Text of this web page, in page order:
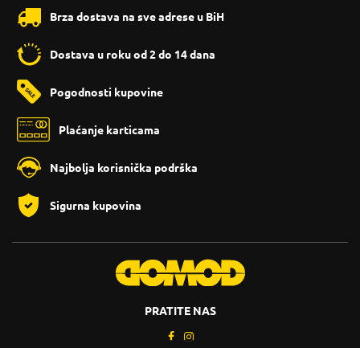
Brza dostava na sve adrese u BiH
Dostava u roku od 2 do 14 dana
Pogodnosti kupovine
Plaćanje karticama
Najbolja korisnička podrška
Sigurna kupovina
PRATITE NAS